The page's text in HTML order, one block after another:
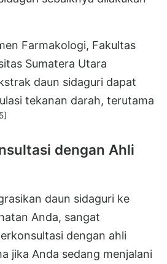
Farmakologi, Fakultas
Sumatera Utara
daun sidaguri dapat
tekanan darah, terutama
dengan Ahli
daun sidaguri ke
Anda, sangat
dengan ahli
jika Anda sedang menjalani